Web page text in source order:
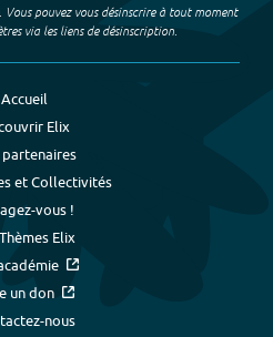
pouvez vous désinscrire à tout moment
via les liens de désinscription.
Accueil
Elix
partenaires
et Collectivités
vous !
Elix
un don
nous